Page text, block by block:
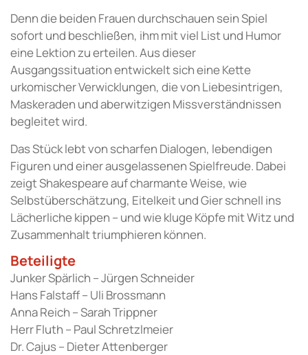
Denn die beiden Frauen durchschauen sein Spiel
sofort und beschließen, ihm mit viel List und Humor
eine Lektion zu erteilen. Aus dieser
Ausgangssituation entwickelt sich eine Kette
urkomischer Verwicklungen, die von Liebesintrigen,
Maskeraden und aberwitzigen Missverständnissen
begleitet wird.
Das Stück lebt von scharfen Dialogen, lebendigen
Figuren und einer ausgelassenen Spielfreude. Dabei
zeigt Shakespeare auf charmante Weise, wie
Selbstüberschätzung, Eitelkeit und Gier schnell ins
Lächerliche kippen – und wie kluge Köpfe mit Witz und
Zusammenhalt triumphieren können.
Beteiligte
Junker Spärlich – Jürgen Schneider
Hans Falstaff – Uli Brossmann
Anna Reich – Sarah Trippner
Herr Fluth – Paul Schretzlmeier
Dr. Cajus – Dieter Attenberger